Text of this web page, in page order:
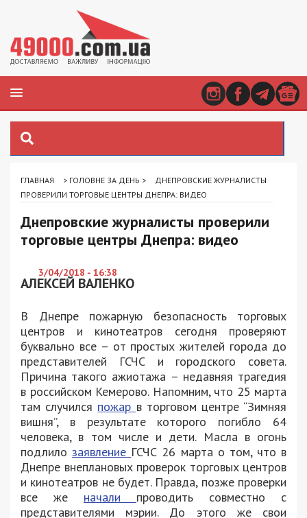
ГЛАВНАЯ > ГОЛОВНЕ ЗА ДЕНЬ >
ДНЕПРОВСКИЕ ЖУРНАЛИСТЫ
ПРОВЕРИЛИ ТОРГОВЫЕ ЦЕНТРЫ ДНЕПРА: ВИДЕО
Днепровские журналисты проверили
торговые центры Днепра: видео
3/04/2018 - 16:38
АЛЕКСЕЙ ВАЛЕНКО
В Днепре пожарную безопасность торговых
центров и кинотеатров сегодня проверяют
буквально все – от простых жителей города до
представителей ГСЧС и городского совета.
Причина такого ажиотажа – недавняя трагедия
в российском Кемерово. Напомним, что 25 марта
там случился пожар в торговом центре “Зимняя
вишня”, в результате которого погибло 64
человека, в том числе и дети. Масла в огонь
подлилозаявление ГСЧС 26 марта о том, что в
Днепре внеплановых проверок торговых центров
и кинотеатров не будет. Правда, позже проверки
все же начали проводить совместно с
представителями мэрии. До этого же свои